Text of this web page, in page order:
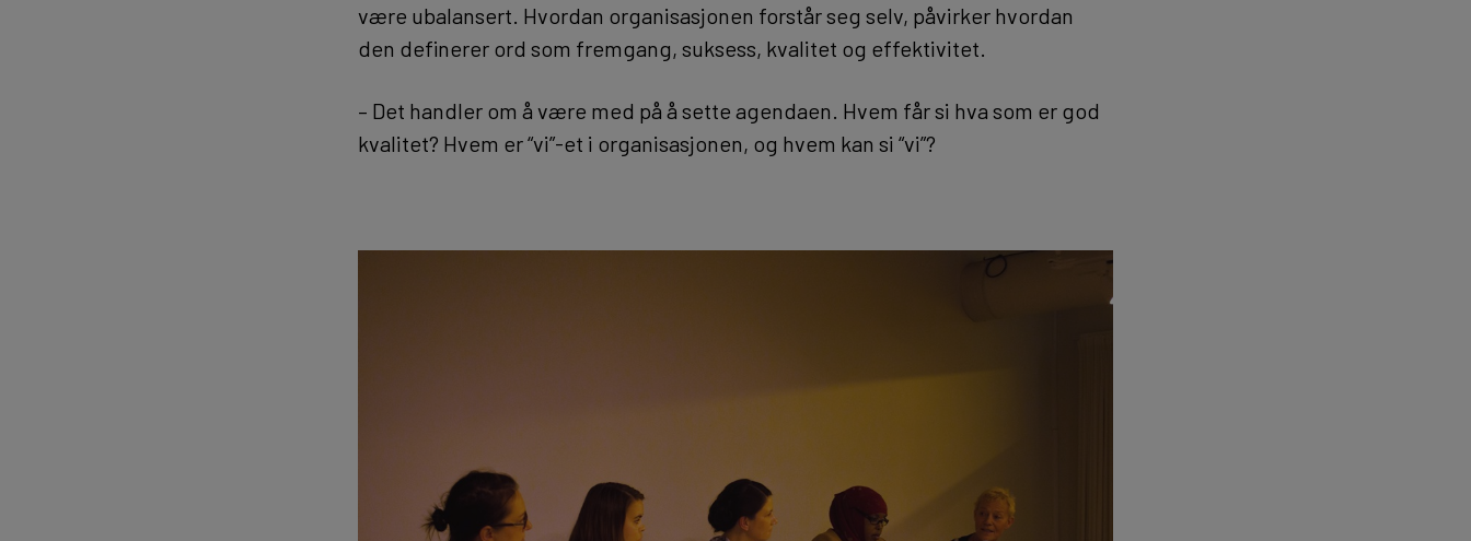
være ubalansert. Hvordan organisasjonen forstår seg selv, påvirker hvordan
den definerer ord som fremgang, suksess, kvalitet og effektivitet.
– Det handler om å være med på å sette agendaen. Hvem får si hva som er god
kvalitet? Hvem er “vi”-et i organisasjonen, og hvem kan si “vi”?